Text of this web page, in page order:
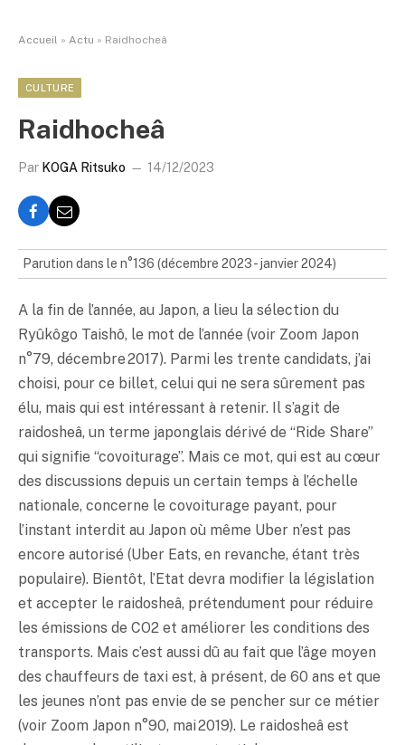
Accueil » Actu » Raidhocheâ
CULTURE
Raidhocheâ
Par KOGA Ritsuko 14/12/2023
Parution dans le n°136 (décembre 2023 - janvier 2024)
A la fin de l’année, au Japon, a lieu la sélection du
Ryûkôgo Taishô, le mot de l’année (voir Zoom Japon
n°79, décembre 2017). Parmi les trente candidats, j’ai
choisi, pour ce billet, celui qui ne sera sûrement pas
élu, mais qui est intéressant à retenir. Il s’agit de
raidosheâ, un terme japonglais dérivé de “Ride Share”
qui signifie “covoiturage”. Mais ce mot, qui est au cœur
des discussions depuis un certain temps à l’échelle
nationale, concerne le covoiturage payant, pour
l’instant interdit au Japon où même Uber n’est pas
encore autorisé (Uber Eats, en revanche, étant très
populaire). Bientôt, l’Etat devra modifier la législation
et accepter le raidosheâ, prétendument pour réduire
les émissions de CO2 et améliorer les conditions des
transports. Mais c’est aussi dû au fait que l’âge moyen
des chauffeurs de taxi est, à présent, de 60 ans et que
les jeunes n’ont pas envie de se pencher sur ce métier
(voir Zoom Japon n°90, mai 2019). Le raidosheâ est